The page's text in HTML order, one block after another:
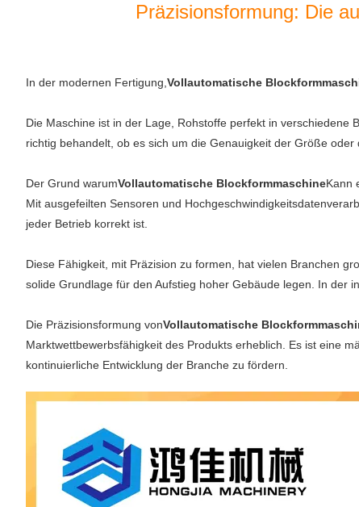
Präzisionsformung: Die
In der modernen Fertigung, Vollautomatische
Die Maschine ist in der Lage, Rohstoffe perfekt in verschiedene
richtig behandelt, ob es sich um die Genauigkeit der Größe oder
Der Grund warumVollautomatische BlockformmaschineKann
Mit ausgefeilten Sensoren und
jeder Betrieb korrekt ist.
Diese Fähigkeit, mit Präzision zu formen, hat vielen Branchen
solide Grundlage für den Aufstieg hoher Gebäude legen. In der
Die Präzisionsformung vonVollautomatische
Marktwettbewerbsfähigkeit des Produkts erheblich. Es ist eine
kontinuierliche Entwicklung der Branche zu fördern.